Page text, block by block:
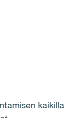
kaikilla